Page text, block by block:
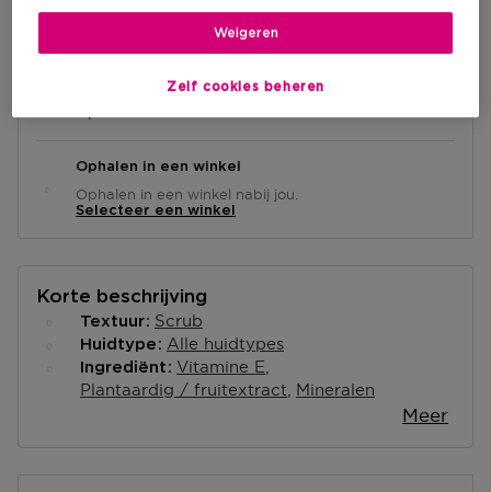
Levering aan huis
Ophalen in een winkel
Ophalen in een winkel nabij jou.
Selecteer een winkel
Korte beschrijving
Textuur Scrub
Huidtype Alle huidtypes
Ingrediënt Vitamine E
Plantaardig / fruitextract Mineralen
Meer
Zelf cookies beheren
Weigeren